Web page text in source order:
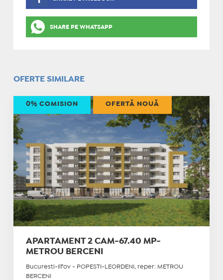
SHARE PE WHATSAPP
OFERTE SIMILARE
APARTAMENT 2 CAM-67.40 MP-
METROU BERCENI
Bucuresti-Ilfov - POPESTI-LEORDENI, reper: METROU
BERCENI
0% COMISION OFERTĂ NOUĂ